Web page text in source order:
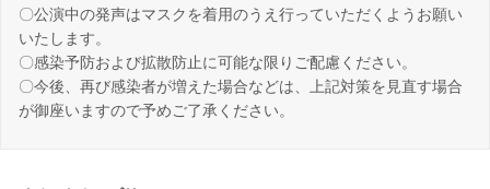
〇公演中の発声はマスクを着用のうえ行っていただくようお願い
いたします。
〇感染予防および拡散防止に可能な限りご配慮ください。
〇今後、再び感染者が増えた場合などは、上記対策を見直す場合
が御座いますので予めご了承ください。